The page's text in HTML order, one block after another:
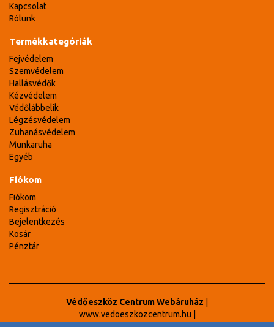
Kapcsolat
Rólunk
Termékkategóriák
Fejvédelem
Szemvédelem
Hallásvédők
Kézvédelem
Védőlábbelik
Légzésvédelem
Zuhanásvédelem
Munkaruha
Egyéb
Fiókom
Fiókom
Regisztráció
Bejelentkezés
Kosár
Pénztár
Védőeszköz Centrum Webáruház
www.vedoeszkozcentrum.hu